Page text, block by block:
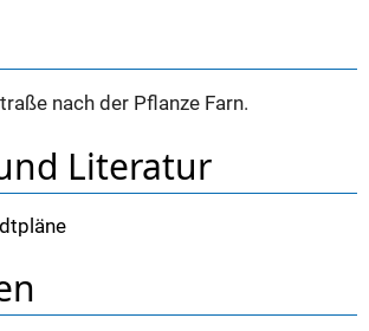
nach der Pflanze Farn.
Literatur